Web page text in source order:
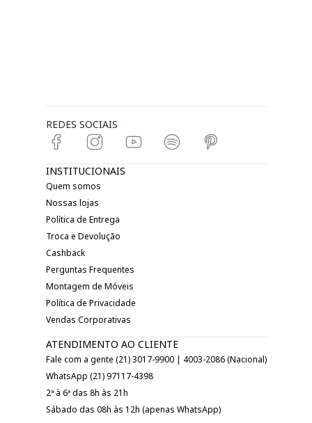
REDES SOCIAIS
INSTITUCIONAIS
Quem somos
Nossas lojas
Política de Entrega
Troca e Devolução
Cashback
Perguntas Frequentes
Montagem de Móveis
Política de Privacidade
Vendas Corporativas
ATENDIMENTO AO CLIENTE
Fale com a gente (21) 3017-9900 | 4003-2086 (Nacional)
WhatsApp (21) 97117-4398
2ª à 6ª das 8h às 21h
Sábado das 08h às 12h (apenas WhatsApp)